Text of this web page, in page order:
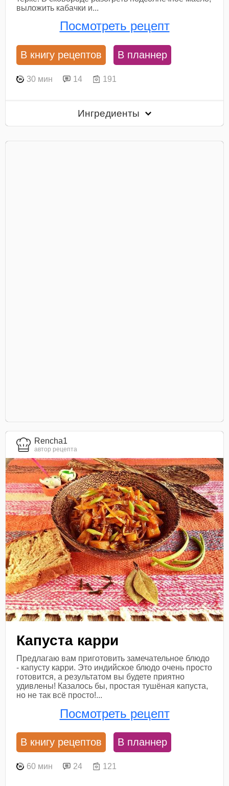
выложить кабачки и...
Посмотреть рецепт
В книгу рецептов В планнер
30 мин 14 191
Ингредиенты
Rencha1
автор рецепта
Капуста карри
Предлагаю вам приготовить замечательное блюдо
- капусту карри. Это индийское блюдо очень просто
готовится, а результатом вы будете приятно
удивлены! Казалось бы, простая тушёная капуста,
но не так всё просто!...
Посмотреть рецепт
В книгу рецептов В планнер
60 мин 24 121